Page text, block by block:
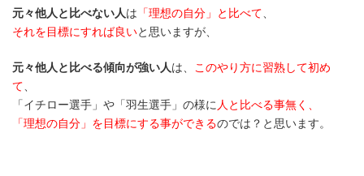
元々他人と比べない人は 「理想の自分」と比べて、
それを目標にすれば良いと思いますが、
元々他人と比べる傾向が強い人は、 このやり方に習熟して初め
て、
「イチロー選手」や「羽生選手」の様に 人と比べる事無く、
「理想の自分」を目標にする事ができるのでは？と思います。